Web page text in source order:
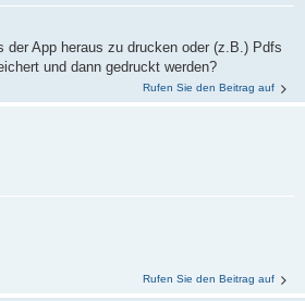
App heraus zu drucken oder (z.B.) Pdfs
und dann gedruckt werden?
Rufen Sie den Beitrag auf
Rufen Sie den Beitrag auf